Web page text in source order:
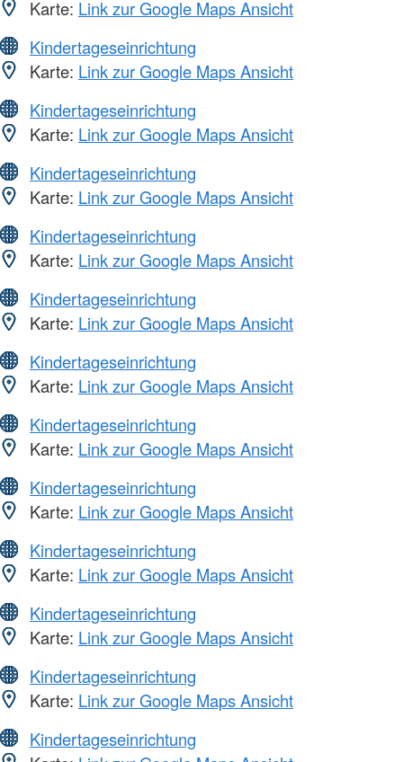
Karte: Link zur Google Maps Ansicht
Kindertageseinrichtung
Karte: Link zur Google Maps Ansicht
Kindertageseinrichtung
Karte: Link zur Google Maps Ansicht
Kindertageseinrichtung
Karte: Link zur Google Maps Ansicht
Kindertageseinrichtung
Karte: Link zur Google Maps Ansicht
Kindertageseinrichtung
Karte: Link zur Google Maps Ansicht
Kindertageseinrichtung
Karte: Link zur Google Maps Ansicht
Kindertageseinrichtung
Karte: Link zur Google Maps Ansicht
Kindertageseinrichtung
Karte: Link zur Google Maps Ansicht
Kindertageseinrichtung
Karte: Link zur Google Maps Ansicht
Kindertageseinrichtung
Karte: Link zur Google Maps Ansicht
Kindertageseinrichtung
Karte: Link zur Google Maps Ansicht
Kindertageseinrichtung